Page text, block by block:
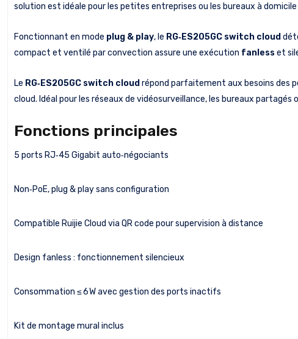
solution est idéale pour les petites entreprises ou les bureaux à
Fonctionnant en mode plug & play, le RG‑ES205GC switch cloud
compact et ventilé par convection assure une exécution fanless et
Le RG‑ES205GC switch cloud répond parfaitement aux besoins des
cloud. Idéal pour les réseaux de vidéosurveillance, les bureaux partagés
Fonctions principales
5 ports RJ‑45 Gigabit auto‑négociants
Non‑PoE, plug & play sans configuration
Compatible Ruijie Cloud via QR code pour supervision à distance
Design fanless : fonctionnement silencieux
Consommation ≤ 6 W avec gestion des ports inactifs
Kit de montage mural inclus